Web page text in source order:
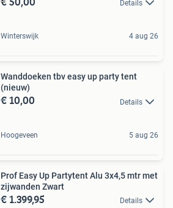
Details
Winterswijk 4 aug 26
Wanddoeken tbv easy up party tent
(nieuw)
€ 10,00 Details
Hoogeveen 5 aug 26
Prof Easy Up Partytent Alu 3x4,5 mtr met
zijwanden Zwart
€ 1.399,95 Details